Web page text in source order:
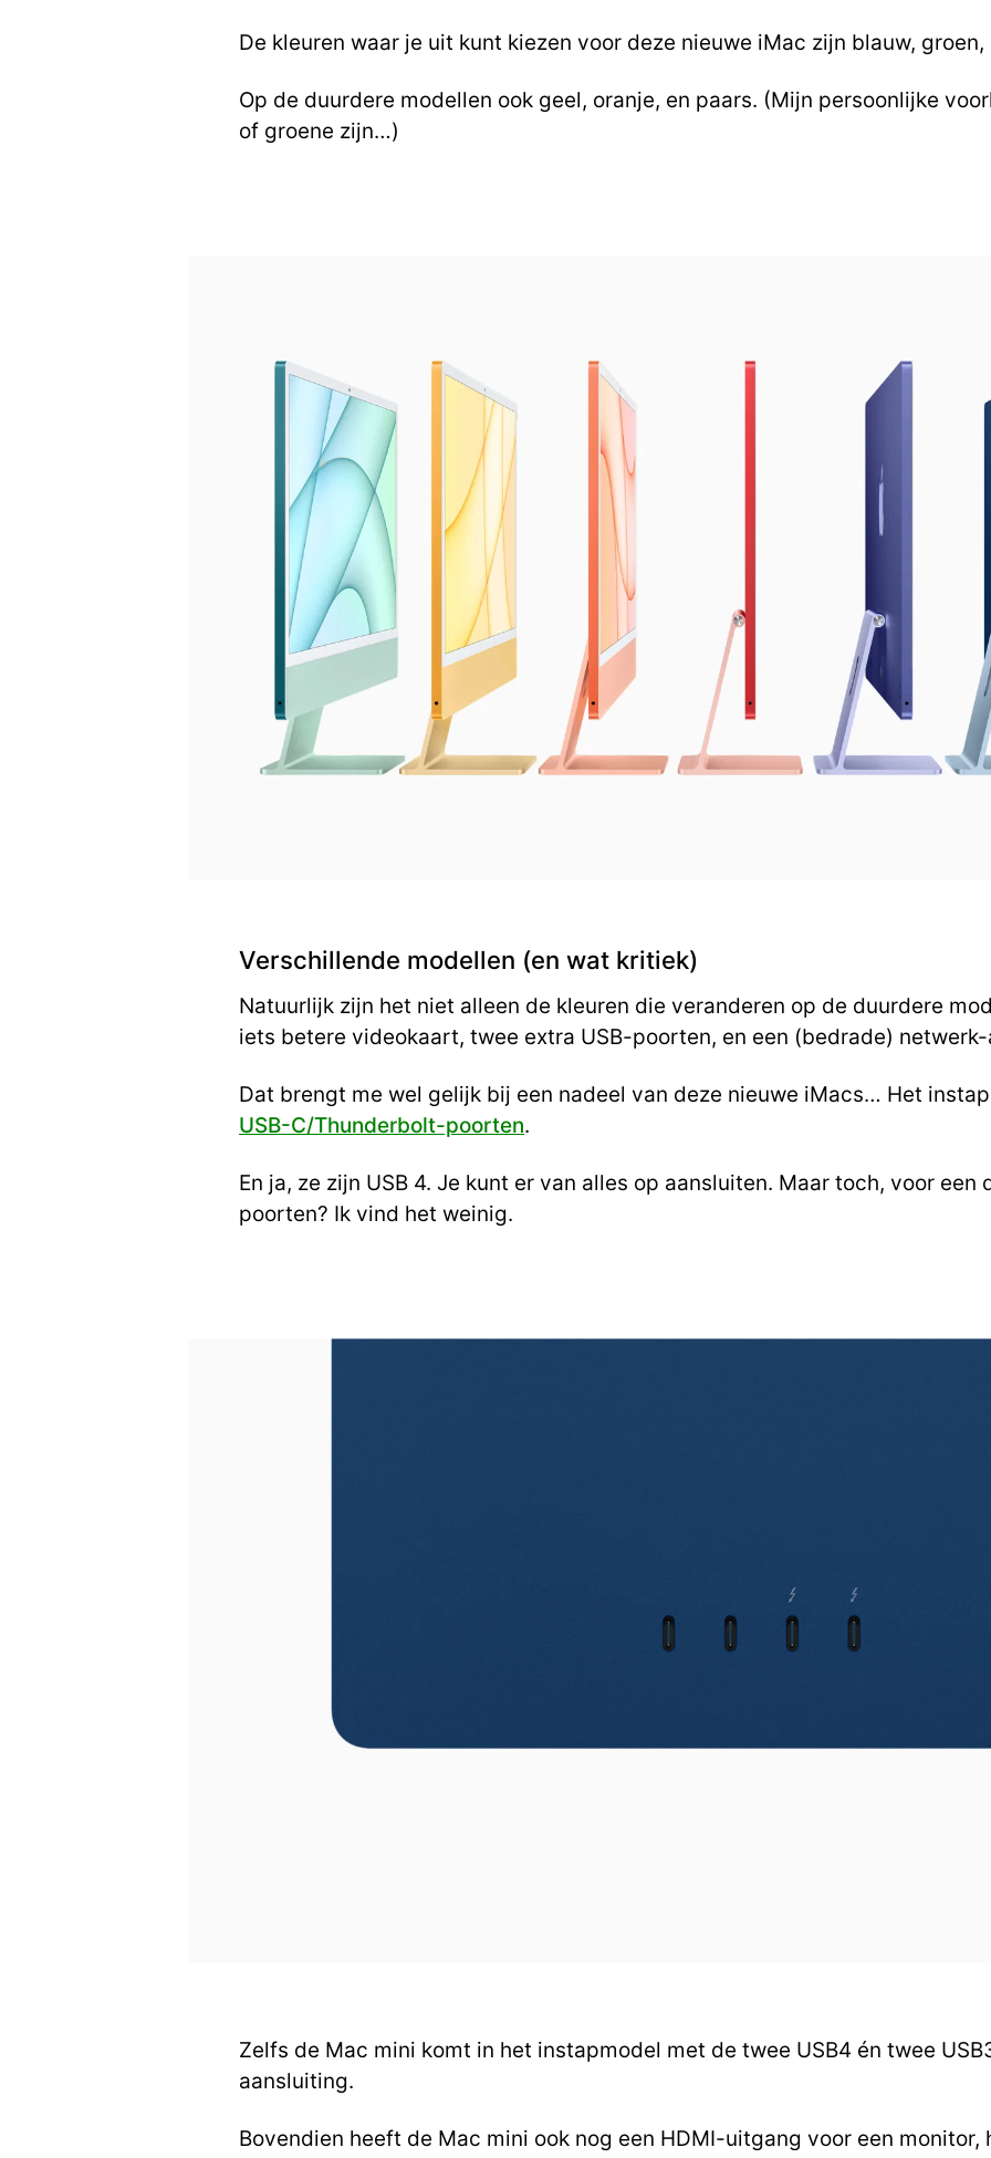
De kleuren waar je uit kunt kiezen voor deze nieuwe iMac zijn blauw,
Op de duurdere modellen ook geel, oranje, en paars. (Mijn persoonlijke
of groene zijn…)
Verschillende modellen (en wat kritiek)
Natuurlijk zijn het niet alleen de kleuren die veranderen op de duurdere
iets betere videokaart, twee extra USB-poorten, en een (bedrade)
Dat brengt me wel gelijk bij een nadeel van deze nieuwe iMacs… Het
USB-C/Thunderbolt-poorten.
En ja, ze zijn USB 4. Je kunt er van alles op aansluiten. Maar toch, voor
poorten? Ik vind het weinig.
Zelfs de Mac mini komt in het instapmodel met de twee USB4 én twee
aansluiting.
Bovendien heeft de Mac mini ook nog een HDMI-uitgang voor een